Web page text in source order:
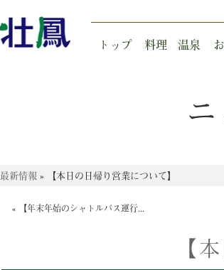
トップ 料理 温泉
新情報 » 【本日の日帰り営業について】
« 【年末年始のシャトルバス運行...
【